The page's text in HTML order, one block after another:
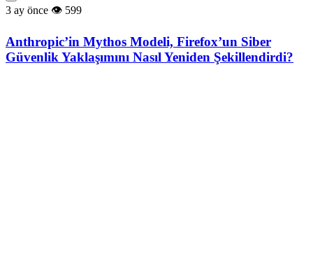
3 ay önce 599
Anthropic’in Mythos Modeli, Firefox’un Siber
Güvenlik Yaklaşımını Nasıl Yeniden Şekillendirdi?